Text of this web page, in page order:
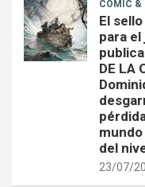
CÓMIC &
El
para
DE LA
del
23/07/